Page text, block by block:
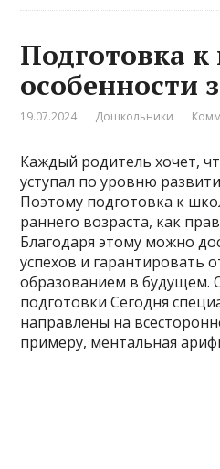
Подготовка
особенности
19.07.2024 Дошкольники
Каждый родитель хочет,
уступал по уровню
Поэтому подготовка к
раннего возраста, как
Благодаря этому можно
успехов и гарантировать
образованием в будущем.
подготовки Сегодня
направлены на
примеру, ментальная